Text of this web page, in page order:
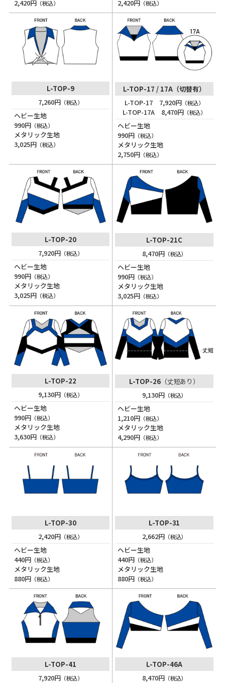
2,420円（税込）
2,420円（税込）
L-TOP-9
7,260円（税込）
ヘビー生地
990円（税込）
メタリック生地
3,025円（税込）
L-TOP-17 / 17A（切替有）
L-TOP-17 7,920円（税込）
L-TOP-17A 8,470円（税込）
ヘビー生地
990円（税込）
メタリック生地
2,750円（税込）
L-TOP-20
7,920円（税込）
ヘビー生地
990円（税込）
メタリック生地
3,025円（税込）
L-TOP-21C
8,470円（税込）
ヘビー生地
990円（税込）
メタリック生地
3,025円（税込）
L-TOP-22
9,130円（税込）
ヘビー生地
990円（税込）
メタリック生地
3,630円（税込）
L-TOP-26（丈短あり）
9,130円（税込）
ヘビー生地
1,210円（税込）
メタリック生地
4,290円（税込）
L-TOP-30
2,420円（税込）
ヘビー生地
440円（税込）
メタリック生地
880円（税込）
L-TOP-31
2,662円（税込）
ヘビー生地
440円（税込）
メタリック生地
880円（税込）
L-TOP-41
7,920円（税込）
L-TOP-46A
8,470円（税込）